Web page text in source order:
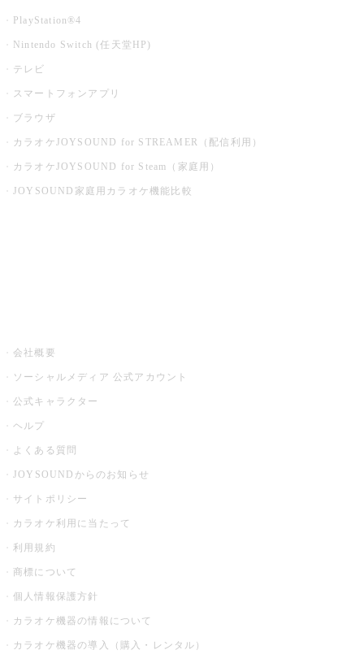
PlayStation®4
Nintendo Switch (任天堂HP)
テレビ
スマートフォンアプリ
ブラウザ
カラオケJOYSOUND for STREAMER（配信利用）
カラオケJOYSOUND for Steam（家庭用）
JOYSOUND家庭用カラオケ機能比較
会社概要
ソーシャルメディア 公式アカウント
公式キャラクター
ヘルプ
よくある質問
JOYSOUNDからのお知らせ
サイトポリシー
カラオケ利用に当たって
利用規約
商標について
個人情報保護方針
カラオケ機器の情報について
カラオケ機器の導入（購入・レンタル）